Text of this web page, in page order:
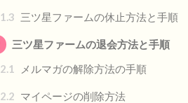
1.3 三ツ星ファームの休止方法と手順
三ツ星ファームの退会方法と手順
2.1
メルマガの解除方法の手順
2.2 マイページの削除方法